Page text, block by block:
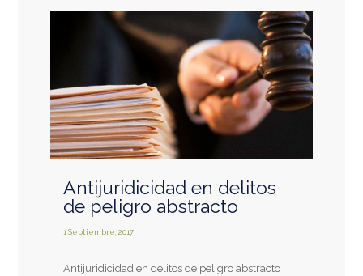
Antijuridicidad en delitos
de peligro abstracto
1 Septiembre, 2017
Antijuridicidad en delitos de peligro abstracto